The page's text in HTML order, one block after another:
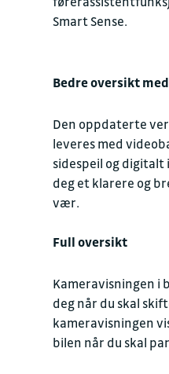
Smart Sense.
Bedre oversikt
Den oppdaterte
leveres med
sidespeil og digitalt
deg et klarere og
vær.
Full oversikt
Kameravisningen i
deg når du skal
kameravisningen
bilen når du skal